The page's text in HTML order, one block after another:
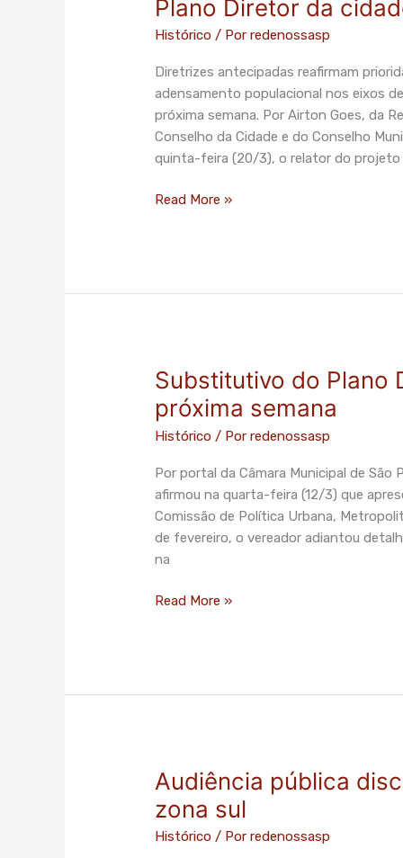
Plano Diretor da
Histórico / Porredenossasp
Diretrizes antecipadas reafirmam
adensamento populacional nos eixos
próxima semana. Por Airton Goes, da
Conselho da Cidade e do Conselho
quinta-feira (20/3), o relator do projeto
Read More »
Substitutivo do Plano
próxima semana
Histórico / Porredenossasp
Por portal da Câmara Municipal de São
afirmou na quarta-feira (12/3) que
Comissão de Política Urbana,
de fevereiro, o vereador adiantou
na
Substitutivo
Plano
Diretor
divulgado
Read More »
Audiência pública
zona sul
Histórico / Porredenossasp
Audiência
discutirá
situação